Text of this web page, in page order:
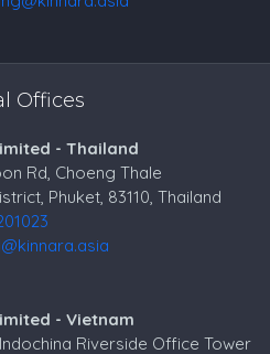
Offices
- Thailand
Rd, Choeng Thale
Phuket, 83110, Thailand
- Vietnam
Riverside Office Tower